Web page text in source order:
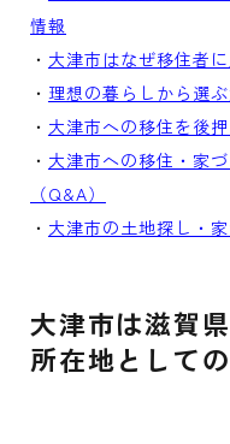
情報
・ 大津市はなぜ移住者
・ 理想の暮らしから選
・ 大津市への移住を後
・ 大津市への移住・家
（Q&A）
・ 大津市の土地探し・
大津市は滋賀
所在地として